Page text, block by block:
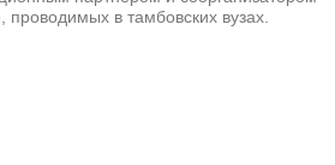
в тамбовских вузах.